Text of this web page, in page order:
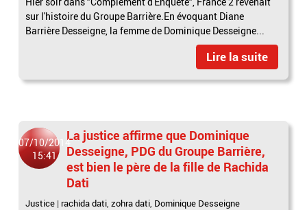
sur l'histoire du Groupe Barrière.En évoquant Diane
Barrière Desseigne, la femme de Dominique Desseigne...
Lire la suite
07/10/2014
15:41
La justice affirme que Dominique
Desseigne, PDG du Groupe Barrière,
est bien le père de la fille de Rachida
Dati
Justice | rachida dati,zohra dati, Dominique Desseigne